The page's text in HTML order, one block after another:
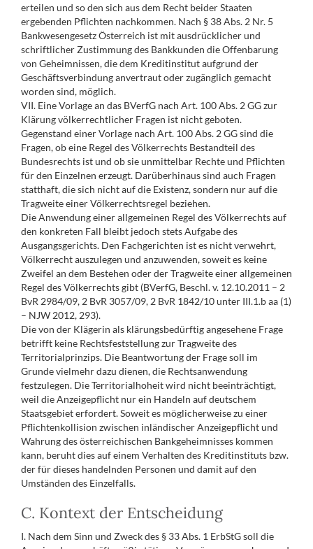
erteilen und so den sich aus dem Recht beider Staaten
ergebenden Pflichten nachkommen. Nach § 38 Abs. 2 Nr. 5
Bankwesengesetz Österreich ist mit ausdrücklicher und
schriftlicher Zustimmung des Bankkunden die Offenbarung
von Geheimnissen, die dem Kreditinstitut aufgrund der
Geschäftsverbindung anvertraut oder zugänglich gemacht
worden sind, möglich.
VII. Eine Vorlage an das BVerfG nach Art. 100 Abs. 2 GG zur
Klärung völkerrechtlicher Fragen ist nicht geboten.
Gegenstand einer Vorlage nach Art. 100 Abs. 2 GG sind die
Fragen, ob eine Regel des Völkerrechts Bestandteil des
Bundesrechts ist und ob sie unmittelbar Rechte und Pflichten
für den Einzelnen erzeugt. Darüberhinaus sind auch Fragen
statthaft, die sich nicht auf die Existenz, sondern nur auf die
Tragweite einer Völkerrechtsregel beziehen.
Die Anwendung einer allgemeinen Regel des Völkerrechts auf
den konkreten Fall bleibt jedoch stets Aufgabe des
Ausgangsgerichts. Den Fachgerichten ist es nicht verwehrt,
Völkerrecht auszulegen und anzuwenden, soweit es keine
Zweifel an dem Bestehen oder der Tragweite einer allgemeinen
Regel des Völkerrechts gibt (BVerfG, Beschl. v. 12.10.2011 – 2
BvR 2984/09, 2 BvR 3057/09, 2 BvR 1842/10 unter III.1.b aa (1)
– NJW 2012, 293).
Die von der Klägerin als klärungsbedürftig angesehene Frage
betrifft keine Rechtsfeststellung zur Tragweite des
Territorialprinzips. Die Beantwortung der Frage soll im
Grunde vielmehr dazu dienen, die Rechtsanwendung
festzulegen. Die Territorialhoheit wird nicht beeinträchtigt,
weil die Anzeigepflicht nur ein Handeln auf deutschem
Staatsgebiet erfordert. Soweit es möglicherweise zu einer
Pflichtenkollision zwischen inländischer Anzeigepflicht und
Wahrung des österreichischen Bankgeheimnisses kommen
kann, beruht dies auf einem Verhalten des Kreditinstituts bzw.
der für dieses handelnden Personen und damit auf den
Umständen des Einzelfalls.
C. Kontext der Entscheidung
I. Nach dem Sinn und Zweck des § 33 Abs. 1 ErbStG soll die